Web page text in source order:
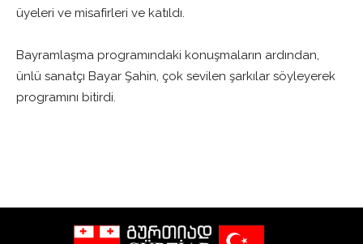
üyeleri ve misafirleri ve katıldı.
Bayramlaşma programındaki konuşmaların ardından,
ünlü sanatçı Bayar Şahin, çok sevilen şarkılar söyleyerek
programını bitirdi.